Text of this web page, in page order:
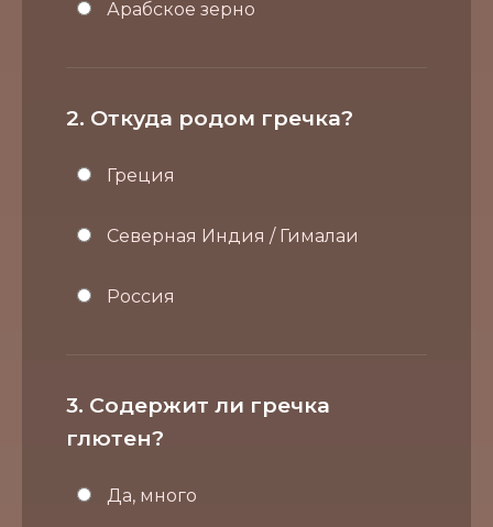
Арабское зерно
2. Откуда родом гречка?
Греция
Северная Индия / Гималаи
Россия
3. Содержит ли гречка
глютен?
Да, много